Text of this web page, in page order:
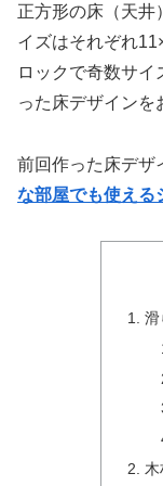
正方形の床（天井
イズはそれぞれ
ロックで奇数サ
った床デザインを
前回作った床デザ
な部屋でも使える
滑
木